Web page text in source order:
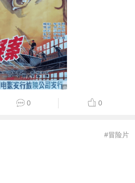
0 0
#冒险片